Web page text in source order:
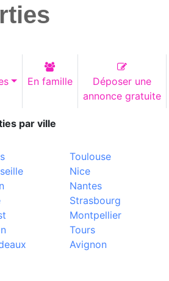
En famille
Déposer une
annonce gratuite
par ville
Toulouse
Nice
Nantes
Strasbourg
Montpellier
Tours
Avignon